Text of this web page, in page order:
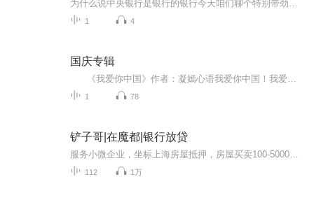
1 4
国庆专辑
1 78
铲子哥|在魔都|银行放贷
112 1万